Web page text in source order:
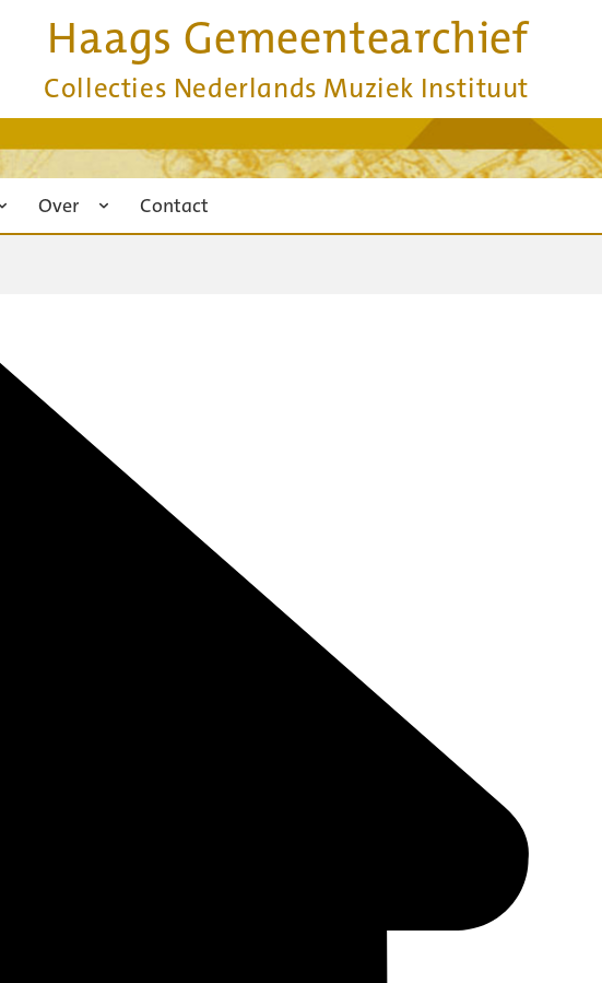
Haags Gemeentearchief
Collecties Nederlands Muziek Instituut
Over Contact